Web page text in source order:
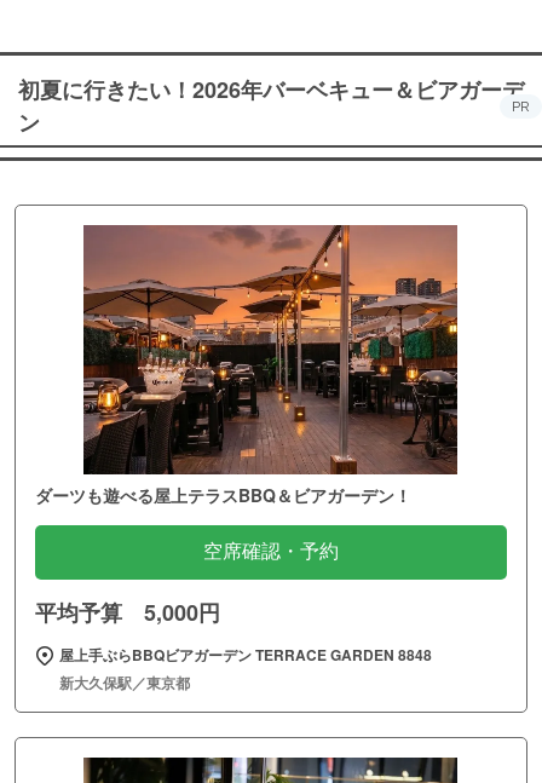
初夏に行きたい！2026年バーベキュー＆ビアガーデ
ン
PR
ダーツも遊べる屋上テラスBBQ＆ビアガーデン！
空席確認・予約
平均予算 5,000円
屋上手ぶらBBQビアガーデン TERRACE GARDEN 8848
新大久保駅／東京都